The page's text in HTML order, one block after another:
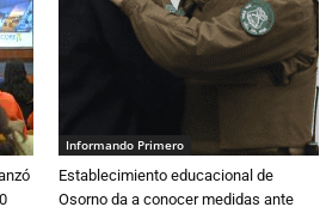
Informando Primero
Establecimiento educacional de
Osorno da a conocer medidas ante